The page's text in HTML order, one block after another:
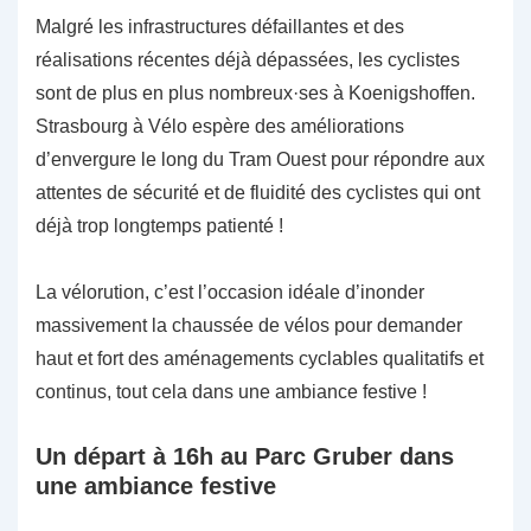
Malgré les infrastructures défaillantes et des
réalisations récentes déjà dépassées, les cyclistes
sont de plus en plus nombreux·ses à Koenigshoffen.
Strasbourg à Vélo espère des améliorations
d’envergure le long du Tram Ouest pour répondre aux
attentes de sécurité et de fluidité des cyclistes qui ont
déjà trop longtemps patienté !
La vélorution, c’est l’occasion idéale d’inonder
massivement la chaussée de vélos pour demander
haut et fort des aménagements cyclables qualitatifs et
continus, tout cela dans une ambiance festive !
Un départ à 16h au Parc Gruber dans
une ambiance festive